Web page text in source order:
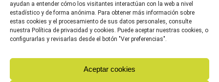
ayudan a entender cómo los visitantes interactúan con la web a nivel
estadístico y de forma anónima. Para obtener más información sobre
estas cookies y el procesamiento de sus datos personales, consulte
nuestra Política de privacidad y cookies. Puede aceptar nuestras cookies, o
configurarlas y revisarlas desde el botón "Ver preferencias".
Aceptar cookies